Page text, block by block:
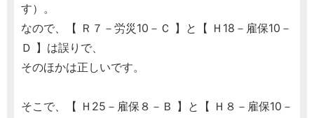
す）。
なので、【 Ｒ７－労災10－Ｃ 】と【 Ｈ18－雇保10－
Ｄ 】は誤りで、
そのほかは正しいです。
そこで、【 Ｈ25－雇保８－Ｂ 】と【 Ｈ８－雇保10－